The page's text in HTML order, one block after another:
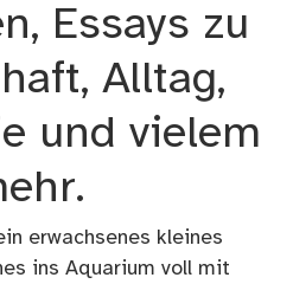
Essays zu
Alltag,
und vielem
erwachsenes kleines
ins Aquarium voll mit